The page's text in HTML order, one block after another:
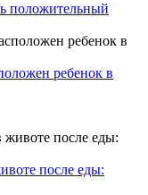
положительный
ребенок в
после еды: